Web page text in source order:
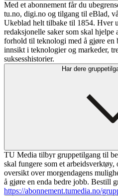
Med et abonnement får du
tu.no, digi.no og tilgang til eBlad,
Ukeblad helt tilbake til 1854. Hver
redaksjonelle saker som skal hjelpe
forhold til teknologi med å gjøre en
innsikt i teknologier og markeder,
suksesshistorier.
Har dere
TU Media tilbyr gruppetilgang til
skal fungere som et arbeidsverktøy,
oversikt over morgendagens
å gjøre en enda bedre jobb. Bestill
https://abonnement.tumedia.no/